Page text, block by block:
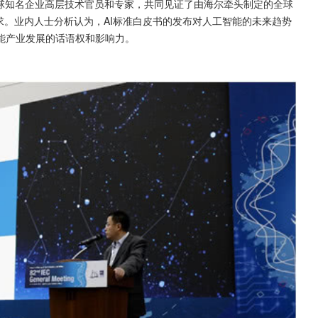
名企业高层技术官员和专家，共同见证了由海尔牵头制定的全球
业内人士分析认为，AI标准白皮书的发布对人工智能的未来趋势
业发展的话语权和影响力。